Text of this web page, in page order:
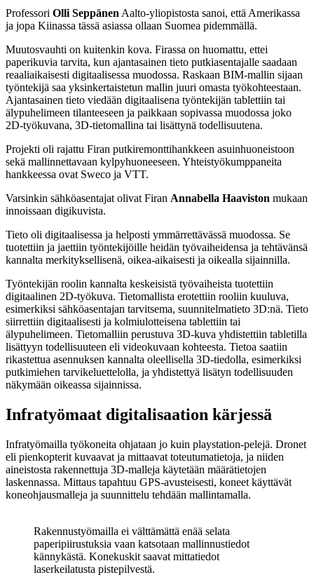
Professori Olli Seppänen Aalto-yliopistosta sanoi, että Amerikassa
ja jopa Kiinassa tässä asiassa ollaan Suomea pidemmällä.
Muutosvauhti on kuitenkin kova. Firassa on huomattu, ettei
paperikuvia tarvita, kun ajantasainen tieto putkiasentajalle saadaan
reaaliaikaisesti digitaalisessa muodossa. Raskaan BIM-mallin sijaan
työntekijä saa yksinkertaistetun mallin juuri omasta työkohteestaan.
Ajantasainen tieto viedään digitaalisena työntekijän tablettiin tai
älypuhelimeen tilanteeseen ja paikkaan sopivassa muodossa joko
2D-työkuvana, 3D-tietomallina tai lisättynä todellisuutena.
Projekti oli rajattu Firan putkiremonttihankkeen asuinhuoneistoon
sekä mallinnettavaan kylpyhuoneeseen. Yhteistyökumppaneita
hankkeessa ovat Sweco ja VTT.
Varsinkin sähköasentajat olivat Firan Annabella Haaviston mukaan
innoissaan digikuvista.
Tieto oli digitaalisessa ja helposti ymmärrettävässä muodossa. Se
tuotettiin ja jaettiin työntekijöille heidän työvaiheidensa ja tehtävänsä
kannalta merkityksellisenä, oikea-aikaisesti ja oikealla sijainnilla.
Työntekijän roolin kannalta keskeisistä työvaiheista tuotettiin
digitaalinen 2D-työkuva. Tietomallista erotettiin rooliin kuuluva,
esimerkiksi sähköasentajan tarvitsema, suunnitelmatieto 3D:nä. Tieto
siirrettiin digitaalisesti ja kolmiulotteisena tablettiin tai
älypuhelimeen. Tietomalliin perustuva 3D-kuva yhdistettiin tabletilla
lisättyyn todellisuuteen eli videokuvaan kohteesta. Tietoa saatiin
rikastettua asennuksen kannalta oleellisella 3D-tiedolla, esimerkiksi
putkimiehen tarvikeluettelolla, ja yhdistettyä lisätyn todellisuuden
näkymään oikeassa sijainnissa.
Infratyömaat digitalisaation kärjessä
Infratyömailla työkoneita ohjataan jo kuin playstation-pelejä. Dronet
eli pienkopterit kuvaavat ja mittaavat toteutumatietoja, ja niiden
aineistosta rakennettuja 3D-malleja käytetään määrätietojen
laskennassa. Mittaus tapahtuu GPS-avusteisesti, koneet käyttävät
koneohjausmalleja ja suunnittelu tehdään mallintamalla.
Rakennustyömailla ei välttämättä enää selata
paperipiirustuksia vaan katsotaan mallinnustiedot
kännykästä. Konekuskit saavat mittatiedot
laserkeilatusta pistepilvestä.